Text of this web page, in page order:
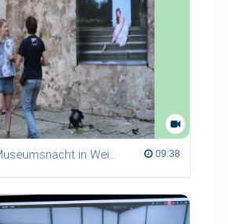
30 Jahre KMP - Museumsnacht in Weißenfels 2015 09:38